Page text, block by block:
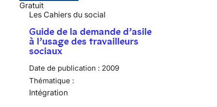
Gratuit
Les Cahiers du social
Guide de la demande d’asile
à l’usage des travailleurs
sociaux
Date de publication : 2009
Thématique :
Intégration